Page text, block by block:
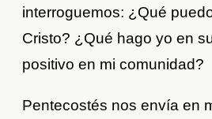
interroguemos: ¿Qué
Cristo? ¿Qué hago yo en
positivo en mi comunidad?
Pentecostés nos envía en